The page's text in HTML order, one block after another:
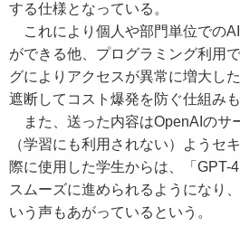
する仕様となっている。
これにより個人や部門単位での
ができる他、プログラミング利用
グによりアクセスが異常に増大し
遮断してコスト爆発を防ぐ仕組み
また、送った内容はOpenAIのサ
（学習にも利用されない）ようセ
際に使用した学生からは、「GPT-
スムーズに進められるようになり
いう声もあがっているという。